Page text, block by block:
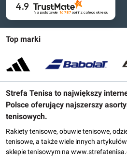
Top marki
Strefa Tenisa to największy
Polsce oferujący najszerszy
tenisowych.
Rakiety tenisowe, obuwie tenisowe,
tenisowe, a także wiele innych
sklepie tenisowym na
4.9
Na podstawie 16 787opinii z całego okresu